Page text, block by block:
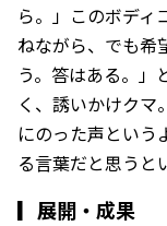
ら。」このボディ
ねながら、でも希
う。答はある。」
く、誘いかけクマ
にのった声という
る言葉だと思うと
▎ 展開・成果